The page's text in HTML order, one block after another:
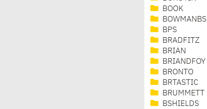
BOOK
BOWMANBS
BPS
BRADFITZ
BRIAN
BRIANDFOY
BRONTO
BRTASTIC
BRUMMETT
BSHIELDS